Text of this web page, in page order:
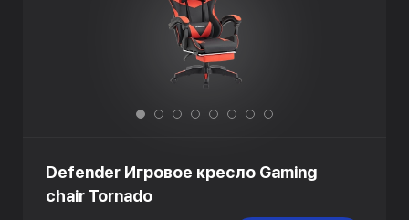
Defender Игровое кресло Gaming
chair Tornado